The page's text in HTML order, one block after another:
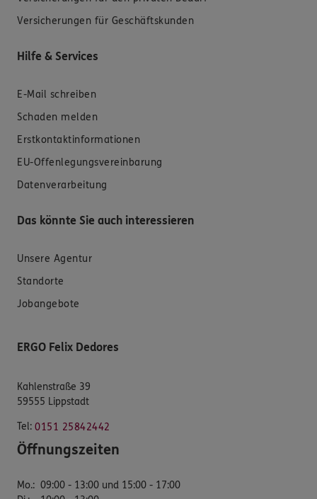
Versicherungen für Geschäftskunden
Hilfe & Services
E-Mail schreiben
Schaden melden
Erstkontaktinformationen
EU-Offenlegungsvereinbarung
Datenverarbeitung
Das könnte Sie auch interessieren
Unsere Agentur
Standorte
Jobangebote
ERGO Felix Dedores
Kahlenstraße 39
59555 Lippstadt
Tel: 0151 25842442
Öffnungszeiten
Mo.: 09:00 - 13:00 und 15:00 - 17:00